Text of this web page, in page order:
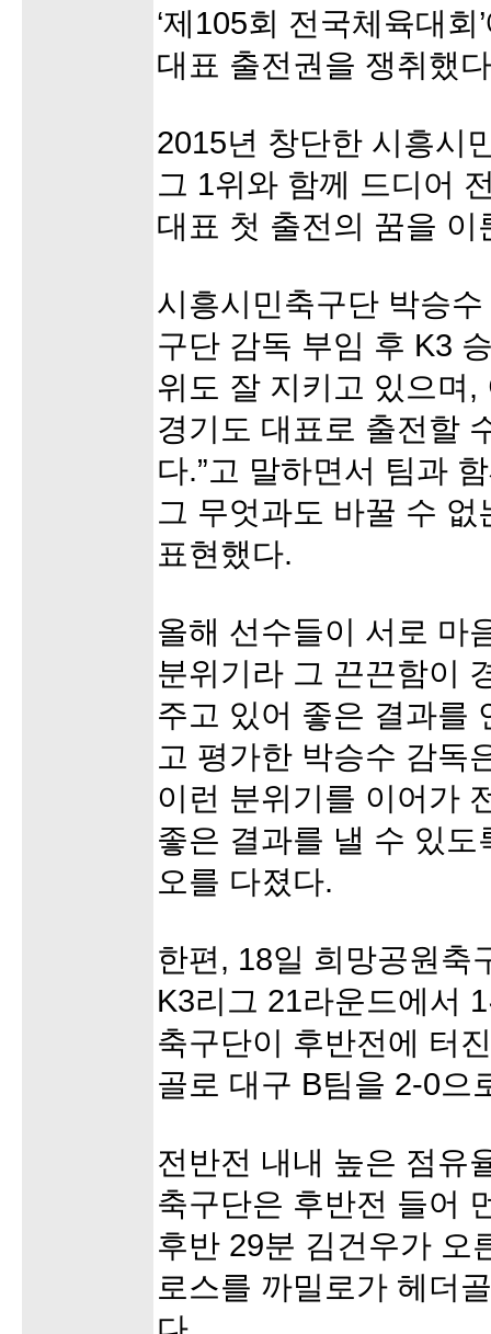
‘제105회 전국체육대
대표 출전권을 쟁취했
2015년 창단한 시흥시
그 1위와 함께 드디어
대표 첫 출전의 꿈을 이
시흥시민축구단 박승
구단 감독 부임 후 K3
위도 잘 지키고 있으며
경기도 대표로 출전할
다.”고 말하면서 팀과
그 무엇과도 바꿀 수
표현했다.
올해 선수들이 서로 마
분위기라 그 끈끈함이
주고 있어 좋은 결과를
고 평가한 박승수 감독
이런 분위기를 이어가
좋은 결과를 낼 수 있
오를 다졌다.
한편, 18일 희망공원축
K3리그 21라운드에서
축구단이 후반전에 터
골로 대구 B팀을 2-0으
전반전 내내 높은 점유
축구단은 후반전 들어
후반 29분 김건우가 오
로스를 까밀로가 헤더